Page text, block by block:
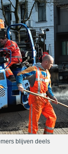
blijven deels